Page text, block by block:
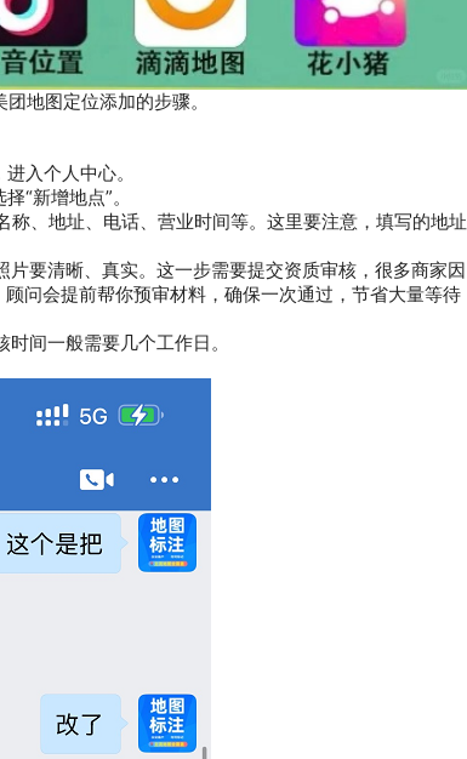
地图定位添加的步骤。
入个人中心。
“新增地点”。
、地址、电话、营业时间等。这里要注意，填写的地址
要清晰、真实。这一步需要提交资质审核，很多商家因
问会提前帮你预审材料，确保一次通过，节省大量等待
间一般需要几个工作日。